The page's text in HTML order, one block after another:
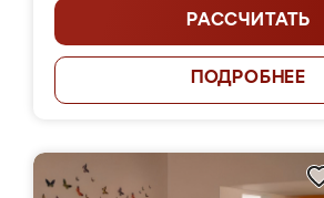
РАССЧИТАТЬ
ПОДРОБНЕЕ